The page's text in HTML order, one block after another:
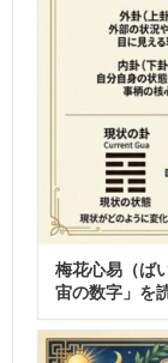
梅花心易（ば
宙の数字」を